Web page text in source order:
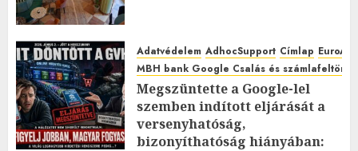
Adatvédelem AdhocSupport Címlap
MBH bank Google Csalás és
Megszüntette a Google-lel
szemben indított eljárását a
versenyhatóság,
bizonyíthatóság hiányában: